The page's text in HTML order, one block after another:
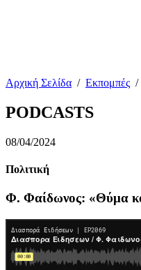
Αρχική Σελίδα / Εκπομπές /
PODCASTS
08/04/2024
Πολιτική
Φ. Φαίδωνος: «Θύμα